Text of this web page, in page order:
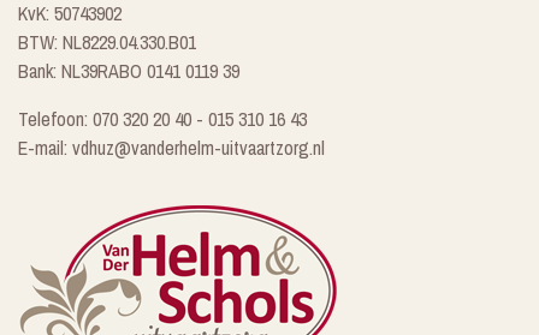
KvK: 50743902
BTW: NL8229.04.330.B01
Bank: NL39RABO 0141 0119 39
Telefoon: 070 320 20 40 - 015 310 16 43
E-mail: vdhuz@vanderhelm-uitvaartzorg.nl